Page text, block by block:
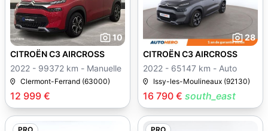
10
12 999 €
CITROËN C3 AIRCROSS
2022 - 99372 km - Manuelle
Clermont-Ferrand (63000)
28
16 790 € south_east
CITROËN C3 AIRCROSS
2022 - 65147 km - Auto
Issy-les-Moulineaux (92130)